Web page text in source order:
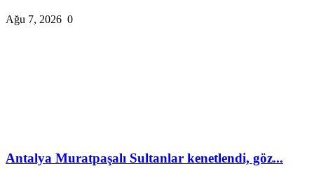
Ağu 7, 2026 0
Antalya Muratpaşalı Sultanlar kenetlendi, göz...